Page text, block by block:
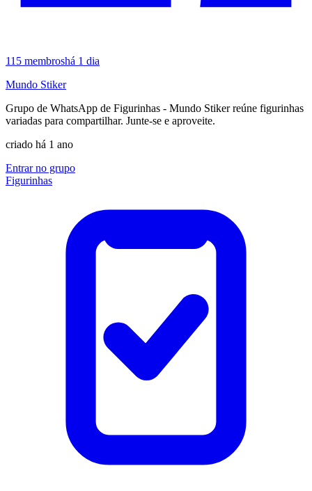
115 membroshá 1 dia
Mundo Stiker
Grupo de WhatsApp de Figurinhas - Mundo Stiker reúne figurinhas
variadas para compartilhar. Junte-se e aproveite.
criado há 1 ano
Entrar no grupo
Figurinhas